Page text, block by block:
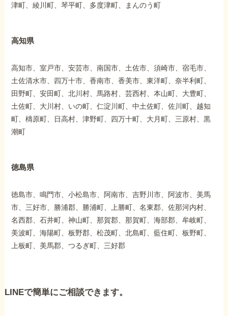
津町、綾川町、琴平町、多度津町、まんのう町
高知県
高知市、室戸市、安芸市、南国市、土佐市、須崎市、宿毛市、
土佐清水市、四万十市、香南市、香美市、東洋町、奈半利町、
田野町、安田町、北川村、馬路村、芸西村、本山町、大豊町、
土佐町、大川村、いの町、仁淀川町、中土佐町、佐川町、越知
町、檮原町、日高村、津野町、四万十町、大月町、三原村、黒
潮町
徳島県
徳島市、鳴門市、小松島市、阿南市、吉野川市、阿波市、美馬
市、三好市、勝浦郡、勝浦町、上勝町、名東郡、佐那河内村、
名西郡、石井町、神山町、那賀郡、那賀町、海部郡、牟岐町、
美波町、海陽町、板野郡、松茂町、北島町、藍住町、板野町、
上板町、美馬郡、つるぎ町、三好郡
LINEで簡単にご相談できます。